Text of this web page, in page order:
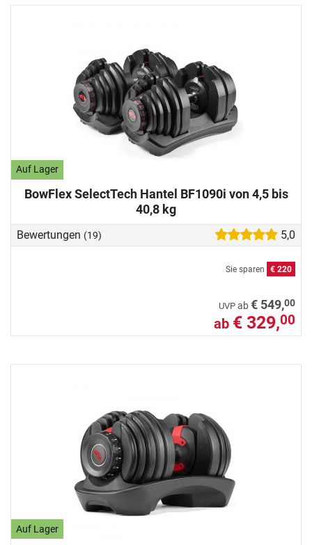
Auf Lager
BowFlex SelectTech Hantel BF1090i von 4,5 bis
40,8 kg
Bewertungen (19) 5,0
Sie sparen € 220
UVP ab€ 549,00
ab € 329,00
Auf Lager